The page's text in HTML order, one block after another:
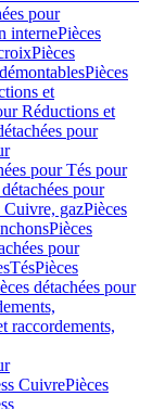
pour
internePièces
Pièces
Pièces
et
Réductions et
pour
pour Tés pour
pour
Cuivre, gazPièces
Pièces
pour
TésPièces
détachées pour
raccordements,
CuivrePièces